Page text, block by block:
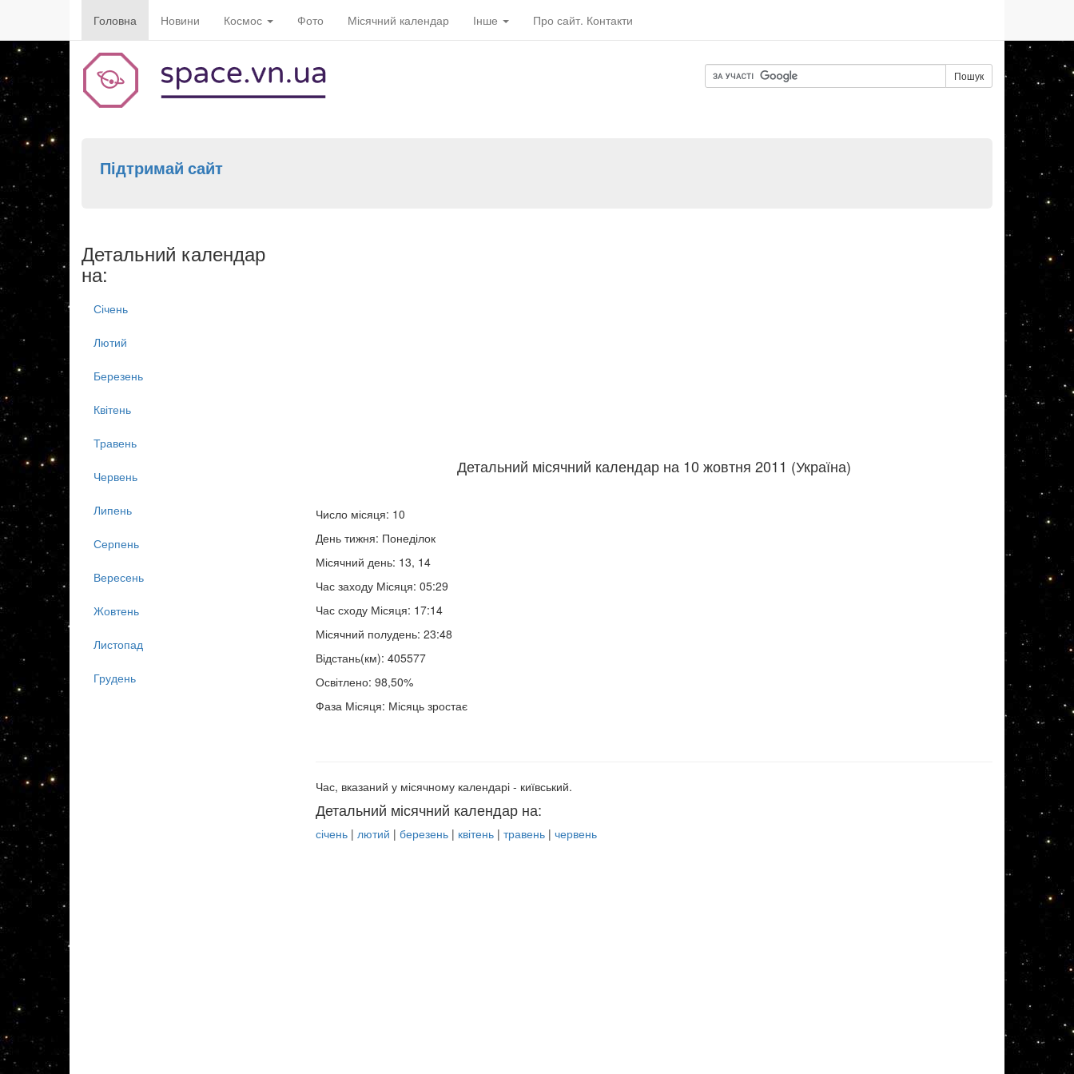
Головна Новини Космос Фото Місячний календар Інше Про сайт. Контакти
Пошук
Підтримай сайт
Детальний місячний календар на 10 жовтня 2011 (Україна)
Число місяця: 10
День тижня: Понеділок
Місячний день: 13, 14
Час заходу Місяця: 05:29
Час сходу Місяця: 17:14
Місячний полудень: 23:48
Відстань(км): 405577
Освітлено: 98,50%
Фаза Місяця: Місяць зростає
Час, вказаний у місячному календарі - київський.
Детальний місячний календар на:
січень| лютий | березень| квітень| травень| червень
Детальний календар
на:
Січень
Лютий
Березень
Квітень
Травень
Червень
Липень
Серпень
Вересень
Жовтень
Листопад
Грудень